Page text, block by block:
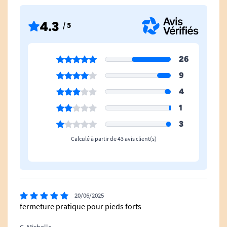
antiacariens, antibactériens et antifongiques. Les
sensations d'humidité, de chaleur et de bruit dû
aux frottements sont également limitées.
DIMENSIONS :
10 x 15 x 17 cm.
100 g.
COULEUR :
4.3 / 5
26
9
4
1
3
Calculé à partir de 43 avis client(s)
20/06/2025
fermeture pratique pour pieds forts